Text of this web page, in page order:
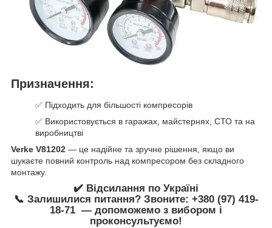
Призначення:
✅ Підходить для більшості компресорів
✅ Використовується в гаражах, майстернях, СТО та на
виробництві
Verke V81202 — це надійне та зручне рішення, якщо ви
шукаєте повний контроль над компресором без складного
монтажу.
✔️ Відсилання по Україні
📞 Залишилися питання? Звоните: +380 (97) 419-
18-71 — допоможемо з вибором і
проконсультуємо!